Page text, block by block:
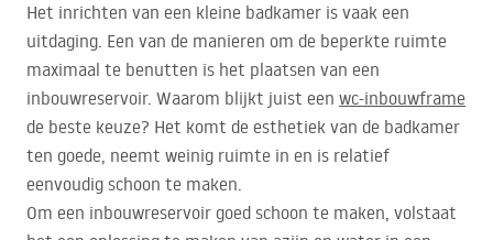
Het inrichten van een kleine badkamer is vaak een
uitdaging. Een van de manieren om de beperkte ruimte
maximaal te benutten is het plaatsen van een
inbouwreservoir. Waarom blijkt juist een wc-inbouwframe
de beste keuze? Het komt de esthetiek van de badkamer
ten goede, neemt weinig ruimte in en is relatief
eenvoudig schoon te maken.
Om een inbouwreservoir goed schoon te maken, volstaat